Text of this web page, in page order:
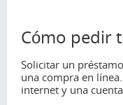
Cómo pedir
Solicitar un
una compra en
internet y una